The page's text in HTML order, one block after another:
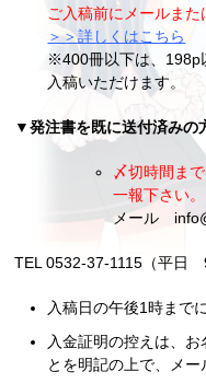
ご入稿前にメールまた
＞＞詳しくはこちら
※400冊以下は、198p
入稿いただけます。
▼発注書を既に送付済みの
〆切時間ま
一報下さい。
メール
TEL 0532-37-1115（平日
入稿日の午後1時まで
入金証明の控えは、
とを明記の上で、メー